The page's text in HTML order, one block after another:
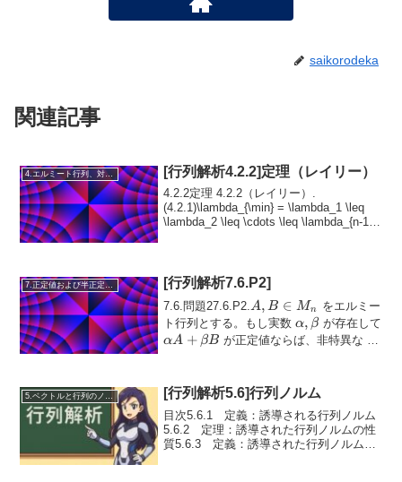
saikorodeka
関連記事
4.エルミート行列、対称行列、合同行列 [行列解析4.2.2]定理（レイリー）
4.2.2定理 4.2.2（レイリー）.
(4.2.1)\lambda_{\min} = \lambda_1 \leq
\lambda_2 \leq \cdots \leq \lambda_{n-1}
7.正定値および半正定値行列 [行列解析7.6.P2]
7.6.問題27.6.P2.A, B
\in
M_n
A, B ∈ Mn
をエルミー
ト行列とする。もし実数\alpha,
\beta
α, β が存在して
\alpha
B
αA + βB が正定値ならば、非特異な \
[行列解析5.6]行列ノルム
目次5.6.1 定義：誘導される行列ノルム
5.6.2 定理：誘導された行列ノルムの性
質5.6.3 定義：誘導された行列ノルムと